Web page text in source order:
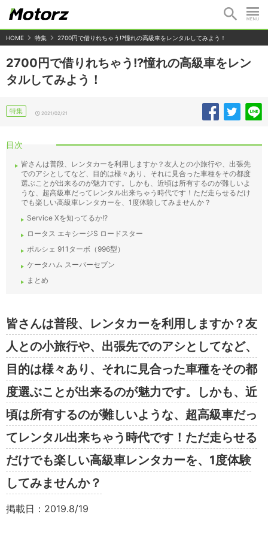
HOME 特集 2700円で借りれちゃう!?憧れの高級車をレンタルしてみよう！
2700円で借りれちゃう!?憧れの高級車をレン
タルしてみよう！
特集 2021/02/21
目次
皆さんは普段、レンタカーを利用しますか？友人との小旅行や、出張先
でのアシとしてなど、目的は様々あり、それに見合った車種をその都度
選ぶことが出来るのが魅力です。しかも、近頃は所有するのが難しいよ
うな、超高級車だってレンタル出来ちゃう時代です！ただ走らせるだけ
でも楽しい高級車レンタカーを、1度体験してみませんか？
Service Xを知ってるか!?
ロータス エキシージS ロードスター
ポルシェ 911ターボ（996型）
ケータハム スーパーセブン
まとめ
皆さんは普段、レンタカーを利用しますか？友
人との小旅行や、出張先でのアシとしてなど、
目的は様々あり、それに見合った車種をその都
度選ぶことが出来るのが魅力です。しかも、近
頃は所有するのが難しいような、超高級車だっ
てレンタル出来ちゃう時代です！ただ走らせる
だけでも楽しい高級車レンタカーを、1度体験
してみませんか？
掲載日：2019.8/19